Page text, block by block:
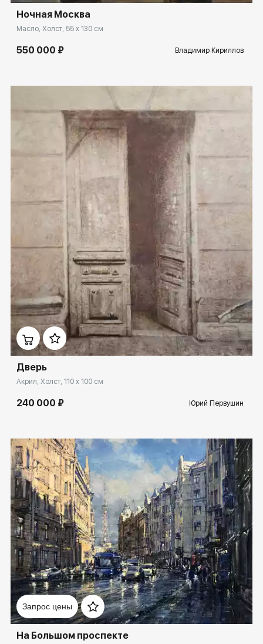
Ночная Москва
Масло, Холст, 55 x 130 см
550 000 ₽ Владимир Кириллов
Домен: spb.rakovgallery.ru
Дверь
Акрил, Холст, 110 x 100 см
240 000 ₽ Юрий Первушин
Запрос цены
Домен: spb.rakovgallery.ru
На Большом проспекте